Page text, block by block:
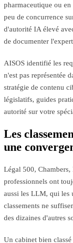
pharmaceutique ou
peu de concurrence
d'autorité IA élevé
de documenter
AISOS identifié les
n'est pas représentée
stratégie de contenu
législatifs, guides
autorité sur votre
Les
une
Légal 500, Chambers,
professionnels ont
aussi les LLM, qui les
classements ne
des dizaines d'autres
Un cabinet bien